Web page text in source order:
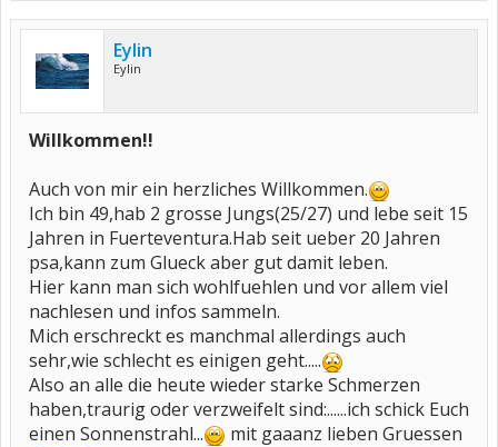
Eylin
Eylin
Willkommen!!
Auch von mir ein herzliches Willkommen.
Ich bin 49,hab 2 grosse Jungs(25/27) und lebe seit 15
Jahren in Fuerteventura.Hab seit ueber 20 Jahren
psa,kann zum Glueck aber gut damit leben.
Hier kann man sich wohlfuehlen und vor allem viel
nachlesen und infos sammeln.
Mich erschreckt es manchmal allerdings auch
sehr,wie schlecht es einigen geht.....
Also an alle die heute wieder starke Schmerzen
haben,traurig oder verzweifelt sind:......ich schick Euch
einen Sonnenstrahl...
mit gaaanz lieben Gruessen